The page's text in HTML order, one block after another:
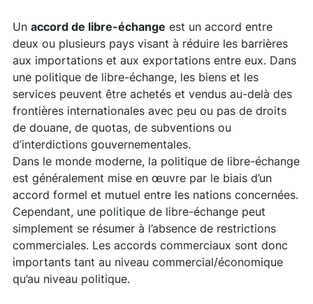
Un accord de libre-échange est un accord entre
deux ou plusieurs pays visant à réduire les barrières
aux importations et aux exportations entre eux. Dans
une politique de libre-échange, les biens et les
services peuvent être achetés et vendus au-delà des
frontières internationales avec peu ou pas de droits
de douane, de quotas, de subventions ou
d’interdictions gouvernementales.
Dans le monde moderne, la politique de libre-échange
est généralement mise en œuvre par le biais d’un
accord formel et mutuel entre les nations concernées.
Cependant, une politique de libre-échange peut
simplement se résumer à l’absence de restrictions
commerciales. Les accords commerciaux sont donc
importants tant au niveau commercial/économique
qu’au niveau politique.